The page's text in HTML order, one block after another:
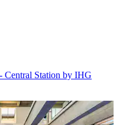
Central Station by IHG